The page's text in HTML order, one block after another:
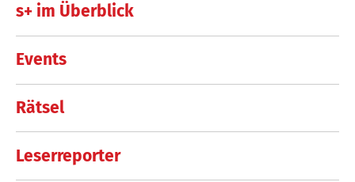
s+ im Überblick
Events
Rätsel
Leserreporter